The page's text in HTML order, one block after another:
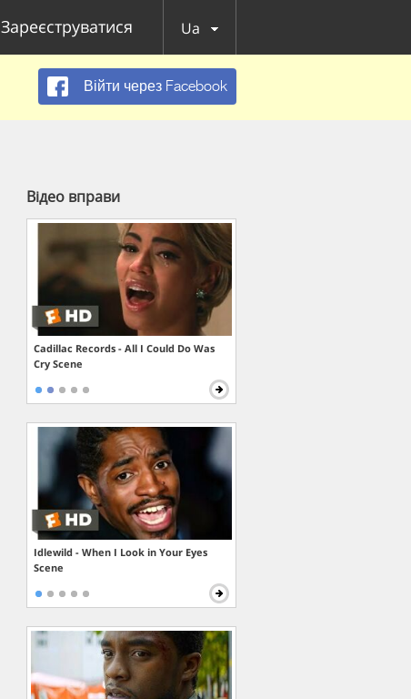
Зареєструватися Ua
Війти через Facebook
Відео вправи
Cadillac Records - All I Could Do Was
Cry Scene
Idlewild - When I Look in Your Eyes
Scene